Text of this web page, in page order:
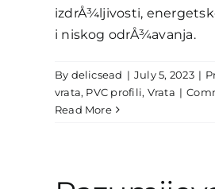
izdrÅ¾ljivosti,
i niskog odrÅ¾avanja.
By delicsead | July 5, 2023 |
vrata, PVC profili, Vrata |
Read More